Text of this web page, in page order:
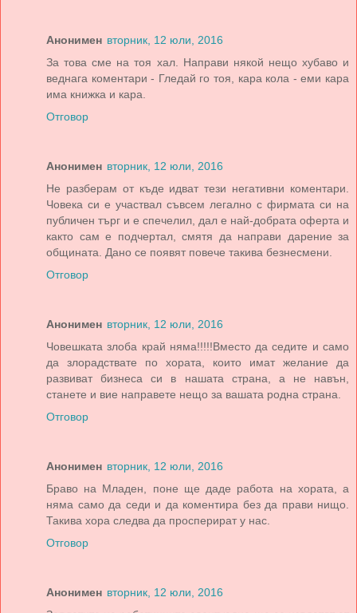
Анонимен вторник, 12 юли, 2016
За това сме на тоя хал. Направи някой нещо хубаво и
веднага коментари - Гледай го тоя, кара кола - еми кара
има книжка и кара.
Отговор
Анонимен вторник, 12 юли, 2016
Не разберам от къде идват тези негативни коментари.
Човека си е участвал съвсем легално с фирмата си на
публичен търг и е спечелил, дал е най-добрата оферта и
както сам е подчертал, смятя да направи дарение за
общината. Дано се появят повече такива безнесмени.
Отговор
Анонимен вторник, 12 юли, 2016
Човешката злоба край няма!!!!!Вместо да седите и само
да злорадствате по хората, които имат желание да
развиват бизнеса си в нашата страна, а не навън,
станете и вие направете нещо за вашата родна страна.
Отговор
Анонимен вторник, 12 юли, 2016
Браво на Младен, поне ще даде работа на хората, а
няма само да седи и да коментира без да прави нищо.
Такива хора следва да просперират у нас.
Отговор
Анонимен вторник, 12 юли, 2016